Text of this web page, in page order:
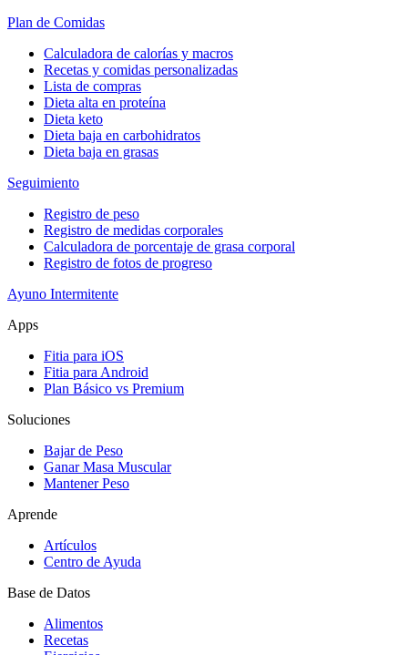
Plan de Comidas
Calculadora de calorías y macros
Recetas y comidas personalizadas
Lista de compras
Dieta alta en proteína
Dieta keto
Dieta baja en carbohidratos
Dieta baja en grasas
Seguimiento
Registro de peso
Registro de medidas corporales
Calculadora de porcentaje de grasa corporal
Registro de fotos de progreso
Ayuno Intermitente
Apps
Fitia para iOS
Fitia para Android
Plan Básico vs Premium
Soluciones
Bajar de Peso
Ganar Masa Muscular
Mantener Peso
Aprende
Artículos
Centro de Ayuda
Base de Datos
Alimentos
Recetas